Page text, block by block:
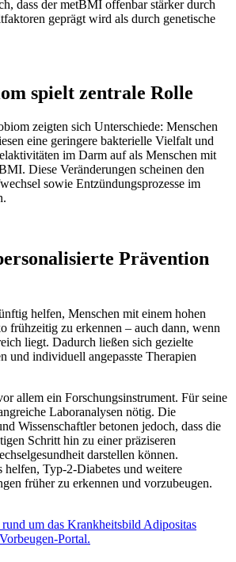
dass der metBMI offenbar stärker durch
geprägt wird als durch genetische
spielt zentrale Rolle
zeigten sich Unterschiede: Menschen
eine geringere bakterielle Vielfalt und
im Darm auf als Menschen mit
Diese Veränderungen scheinen den
sowie Entzündungsprozesse im
Prävention
helfen, Menschen mit einem hohen
frühzeitig zu erkennen – auch dann, wenn
liegt. Dadurch ließen sich gezielte
und individuell angepasste Therapien
allem ein Forschungsinstrument. Für seine
Laboranalysen nötig. Die
Wissenschaftler betonen jedoch, dass die
Schritt hin zu einer präziseren
darstellen können.
Typ-2-Diabetes und weitere
früher zu erkennen und vorzubeugen.
um das Krankheitsbild Adipositas
Portal.